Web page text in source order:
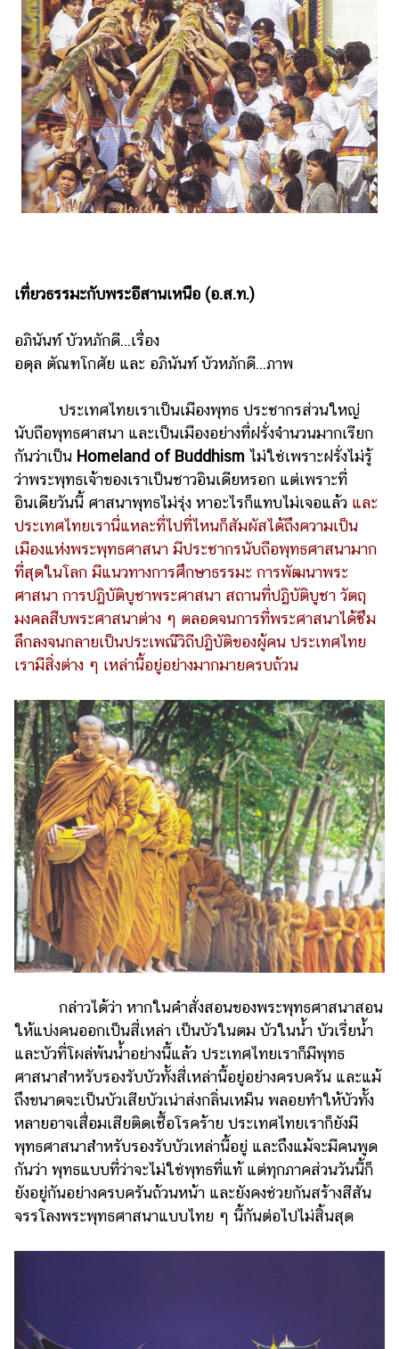
แอปฯ
กระปุก
คอร์ส
ออนไลน์
เรียน
เลข
ออนไลน์
ติดต่อ
โฆษณา
ร่วม
กับ
เรา
เที่ยวธรรมะกับพระอีสานเหนือ (อ.ส.ท.)
อภินันท์ บัวหภักดี...เรื่อง
อดุล ตัณฑโกศัย และ อภินันท์ บัวหภักดี...ภาพ
ประเทศไทยเราเป็นเมืองพุทธ ประชากรส่วนใหญ่
นับถือพุทธศาสนา และเป็นเมืองอย่างที่ฝรั่งจำนวนมากเรียก
กันว่าเป็น Homeland of Buddhism ไม่ใช่เพราะฝรั่งไม่รู้
ว่าพระพุทธเจ้าของเราเป็นชาวอินเดียหรอก แต่เพราะที่
อินเดียวันนี้ ศาสนาพุทธไม่รุ่ง หาอะไรก็แทบไม่เจอแล้ว และ
ประเทศไทยเรานี่แหละที่ไปที่ไหนก็สัมผัสได้ถึงความเป็น
เมืองแห่งพระพุทธศาสนา มีประชากรนับถือพุทธศาสนามาก
ที่สุดในโลก มีแนวทางการศึกษาธรรมะ การพัฒนาพระ
ศาสนา การปฏิบัติบูชาพระศาสนา สถานที่ปฏิบัติบูชา วัตถุ
มงคลสืบพระศาสนาต่าง ๆ ตลอดจนการที่พระศาสนาได้ซึม
ลึกลงจนกลายเป็นประเพณีวิถีปฏิบัติของผู้คน ประเทศไทย
เรามีสิ่งต่าง ๆ เหล่านี้อยู่อย่างมากมายครบถ้วน
กล่าวได้ว่า หากในคำสั่งสอนของพระพุทธศาสนาสอน
ให้แบ่งคนออกเป็นสี่เหล่า เป็นบัวในตม บัวในน้ำ บัวเรี่ยน้ำ
และบัวที่โผล่พ้นน้ำอย่างนี้แล้ว ประเทศไทยเราก็มีพุทธ
ศาสนาสำหรับรองรับบัวทั้งสี่เหล่านี้อยู่อย่างครบครัน และแม้
ถึงขนาดจะเป็นบัวเสียบัวเน่าส่งกลิ่นเหม็น พลอยทำให้บัวทั้ง
หลายอาจเสื่อมเสียติดเชื้อโรคร้าย ประเทศไทยเราก็ยังมี
พุทธศาสนาสำหรับรองรับบัวเหล่านี้อยู่ และถึงแม้จะมีคนพูด
กันว่า พุทธแบบที่ว่าจะไม่ใช่พุทธที่แท้ แต่ทุกภาคส่วนวันนี้ก็
ยังอยู่กันอย่างครบครันถ้วนหน้า และยังคงช่วยกันสร้างสีสัน
จรรโลงพระพุทธศาสนาแบบไทย ๆ นี้กันต่อไปไม่สิ้นสุด